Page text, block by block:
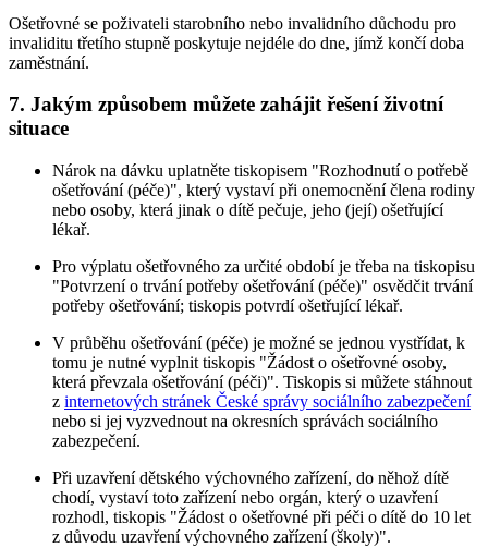
Ošetřovné se poživateli starobního nebo invalidního důchodu pro
invaliditu třetího stupně poskytuje nejdéle do dne, jímž končí doba
zaměstnání.
7. Jakým způsobem můžete zahájit řešení životní
situace
Nárok na dávku uplatněte tiskopisem "Rozhodnutí o potřebě
ošetřování (péče)", který vystaví při onemocnění člena rodiny
nebo osoby, která jinak o dítě pečuje, jeho (její) ošetřující
lékař.
Pro výplatu ošetřovného za určité období je třeba na tiskopisu
"Potvrzení o trvání potřeby ošetřování (péče)" osvědčit trvání
potřeby ošetřování; tiskopis potvrdí ošetřující lékař.
V průběhu ošetřování (péče) je možné se jednou vystřídat, k
tomu je nutné vyplnit tiskopis "Žádost o ošetřovné osoby,
která převzala ošetřování (péči)". Tiskopis si můžete stáhnout
z internetových stránek České správy sociálního zabezpečení
nebo si jej vyzvednout na okresních správách sociálního
zabezpečení.
Při uzavření dětského výchovného zařízení, do něhož dítě
chodí, vystaví toto zařízení nebo orgán, který o uzavření
rozhodl, tiskopis "Žádost o ošetřovné při péči o dítě do 10 let
z důvodu uzavření výchovného zařízení (školy)".